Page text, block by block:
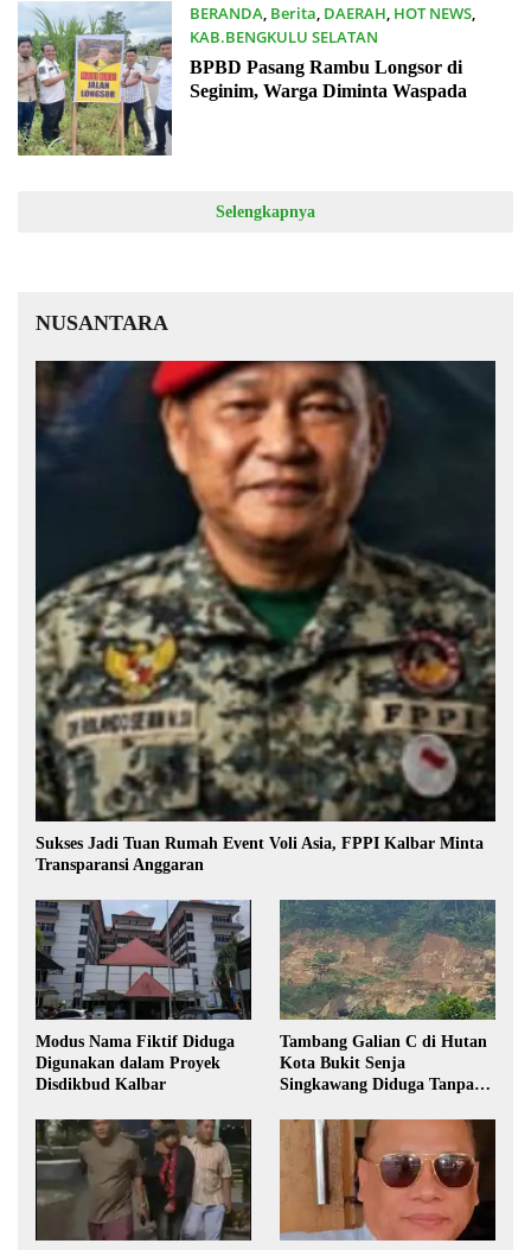
BERANDA, Berita, DAERAH, HOT NEWS,
KAB.BENGKULU SELATAN
14/01/2026
BPBD Pasang Rambu Longsor di
Seginim, Warga Diminta Waspada
Selengkapnya
NUSANTARA
Sukses Jadi Tuan Rumah Event Voli Asia, FPPI Kalbar Minta
Transparansi Anggaran
Modus Nama Fiktif Diduga
Digunakan dalam Proyek
Disdikbud Kalbar
Tambang Galian C di Hutan
Kota Bukit Senja
Singkawang Diduga Tanpa